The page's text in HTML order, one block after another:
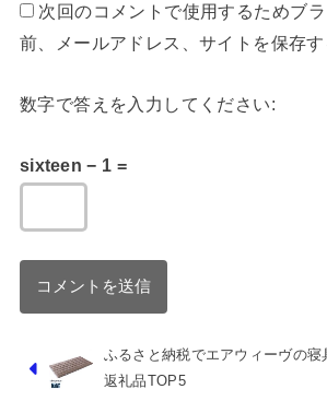
次回のコメントで使用するためブ
前、メールアドレス、サイトを保存す
数字で答えを入力してください:
sixteen − 1 =
ふるさと納税でエアウィーヴの
返礼品TOP5